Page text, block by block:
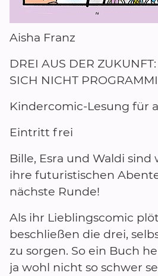
Aisha Franz
DREI AUS DER
SICH NICHT
Kindercomic-Lesung für
Eintritt frei
Bille, Esra und Waldi sind
ihre futuristischen
nächste Runde!
Als ihr Lieblingscomic
beschließen die drei,
zu sorgen. So ein Buch
ja wohl nicht so schwer